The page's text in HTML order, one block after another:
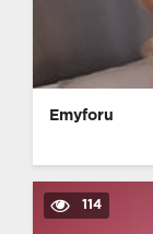
Emyforu
114